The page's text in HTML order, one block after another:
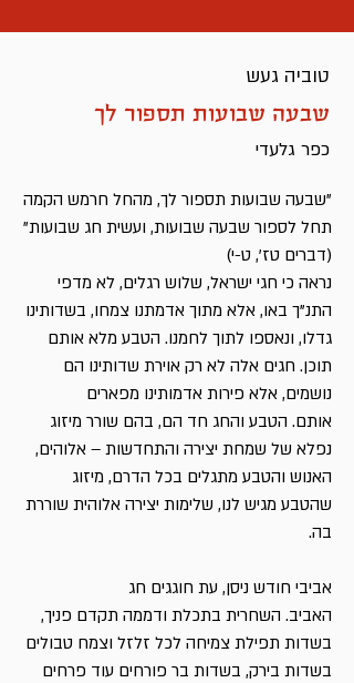
טוביה געש
שבעה שבועות תספור לך
כפר גלעדי
"שבעה שבועות תספור לך, מהחל חרמש הקמה
תחל לספור שבעה שבועות, ועשית חג שבועות"
(דברים טז', ט-י)
נראה כי חגי ישראל, שלוש רגלים, לא מדפי
התנ"ך באו, אלא מתוך אדמתנו צמחו, בשדותינו
גדלו, ונאספו לתוך לחמנו. הטבע מלא אותם
תוכן. חגים אלה לא רק אוירת שדותינו הם
נושמים, אלא פירות אדמותינו מפארים
אותם. הטבע והחג חד הם, בהם שורר מיזוג
נפלא של שמחת יצירה והתחדשות – אלוהים,
האנוש והטבע מתגלים בכל הדרם, מיזוג
שהטבע מגיש לנו, שלימות יצירה אלוהית שוררת
בה.
אביבי חודש ניסן, עת חוגגים חג
האביב. השחרית בתכלת ודממה תקדם פניך,
בשדות תפילת צמיחה לכל זלזל וצמח טבולים
בשדות בירק, בשדות בר פורחים עוד פרחים